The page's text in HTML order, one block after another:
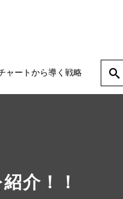
ャートから導く戦略
介！！